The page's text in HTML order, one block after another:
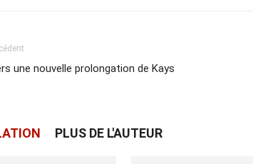
une nouvelle prolongation de Kays
PLUS DE L'AUTEUR